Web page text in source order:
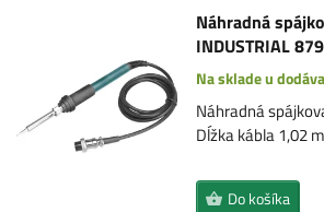
Náhradná
INDUSTRIAL
Na sklade u
Náhradná
Dĺžka kábla 1,02
Do košíka